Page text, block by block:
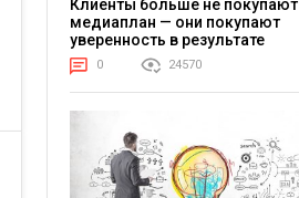
Клиенты больше не покупают
медиаплан — они покупают
уверенность в результате
0 24570